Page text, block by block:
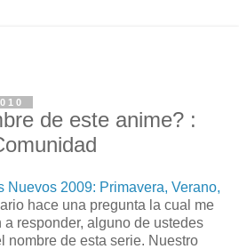
de este anime? :
Nuevos 2009: Primavera, Verano,
hace una pregunta la cual me
responder, alguno de ustedes
nombre de esta serie. Nuestro